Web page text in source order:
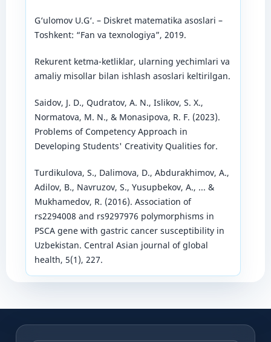
G‘ulomov U.G‘. – Diskret matematika asoslari –
Toshkent: “Fan va texnologiya”, 2019.
Rekurent ketma-ketliklar, ularning yechimlari va
amaliy misollar bilan ishlash asoslari keltirilgan.
Saidov, J. D., Qudratov, A. N., Islikov, S. X.,
Normatova, M. N., & Monasipova, R. F. (2023).
Problems of Competency Approach in
Developing Students' Creativity Qualities for.
Turdikulova, S., Dalimova, D., Abdurakhimov, A.,
Adilov, B., Navruzov, S., Yusupbekov, A., ... &
Mukhamedov, R. (2016). Association of
rs2294008 and rs9297976 polymorphisms in
PSCA gene with gastric cancer susceptibility in
Uzbekistan. Central Asian journal of global
health, 5(1), 227.